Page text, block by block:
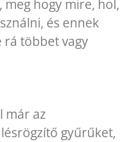
hogy mire, hol,
és ennek
rá többet vagy
már az
gyűrűket,